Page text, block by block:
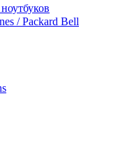
/ Packard Bell